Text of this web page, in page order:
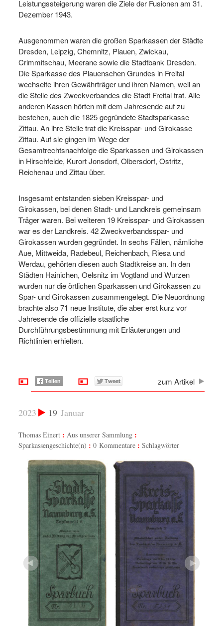
Leistungssteigerung waren die Ziele der Fusionen am 31.
Dezember 1943.
Ausgenommen waren die großen Sparkassen der Städte
Dresden, Leipzig, Chemnitz, Plauen, Zwickau,
Crimmitschau, Meerane sowie die Stadtbank Dresden.
Die Sparkasse des Plauenschen Grundes in Freital
wechselte ihren Gewährträger und ihren Namen, weil an
die Stelle des Zweckverbandes die Stadt Freital trat. Alle
anderen Kassen hörten mit dem Jahresende auf zu
bestehen, auch die 1825 gegründete Stadtsparkasse
Zittau. An ihre Stelle trat die Kreisspar- und Girokasse
Zittau. Auf sie gingen im Wege der
Gesamtrechtsnachfolge die Sparkassen und Girokassen
in Hirschfelde, Kurort Jonsdorf, Olbersdorf, Ostritz,
Reichenau und Zittau über.
Insgesamt entstanden sieben Kreisspar- und
Girokassen, bei denen Stadt- und Landkreis gemeinsam
Träger waren. Bei weiteren 19 Kreisspar- und Girokassen
war es der Landkreis. 42 Zweckverbandsspar- und
Girokassen wurden gegründet. In sechs Fällen, nämliche
Aue, Mittweida, Radebeul, Reichenbach, Riesa und
Werdau, gehörten diesen auch Stadtkreise an. In den
Städten Hainichen, Oelsnitz im Vogtland und Wurzen
wurden nur die örtlichen Sparkassen und Girokassen zu
Spar- und Girokassen zusammengelegt. Die Neuordnung
brachte also 71 neue Institute, die aber erst kurz vor
Jahresende die offizielle staatliche
Durchführungsbestimmung mit Erläuterungen und
Richtlinien erhielten.
zum Artikel
19 Januar
2023
Thomas Einert
Aus unserer Sammlung
Sparkassengeschichte(n)
0 Kommentare Schlagwörter